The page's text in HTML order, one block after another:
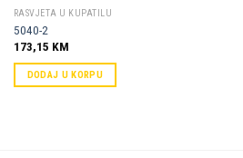
RASVJETA U KUPATILU
5040-2
173,15 KM
DODAJ U KORPU